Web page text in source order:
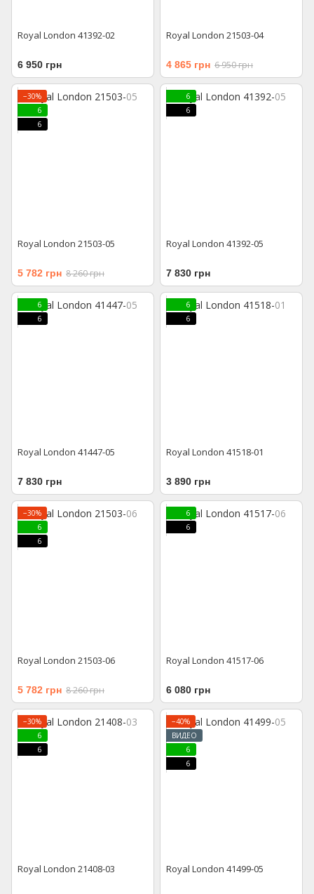
Royal London 41392-02
6 950 грн
Royal London 21503-04
4 865 грн 6 950 грн
−30%
6
6
Royal London 21503-05
5 782 грн 8 260 грн
6
6
Royal London 41392-05
7 830 грн
6
6
Royal London 41447-05
7 830 грн
6
6
Royal London 41518-01
3 890 грн
−30%
6
6
Royal London 21503-06
5 782 грн 8 260 грн
6
6
Royal London 41517-06
6 080 грн
−30%
6
6
Royal London 21408-03
−40%
ВИДЕО
6
6
Royal London 41499-05